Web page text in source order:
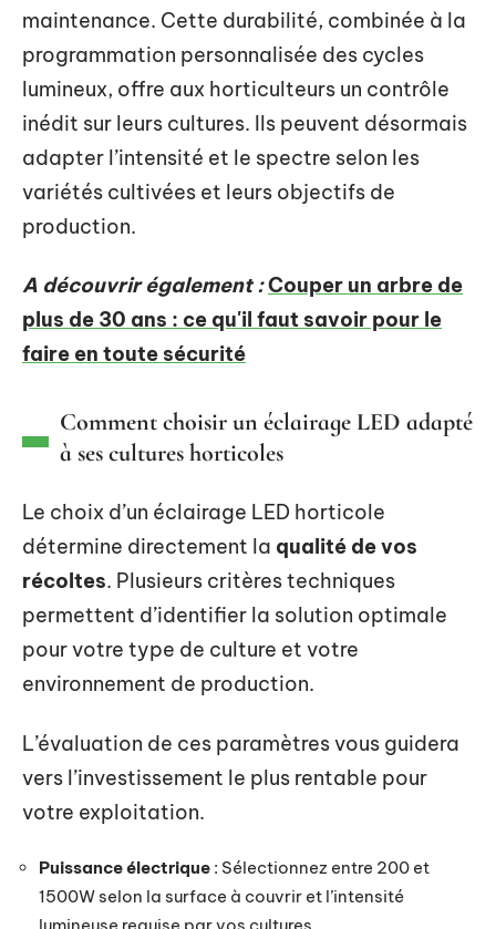
maintenance. Cette durabilité, combinée à la
programmation personnalisée des cycles
lumineux, offre aux horticulteurs un contrôle
inédit sur leurs cultures. Ils peuvent désormais
adapter l’intensité et le spectre selon les
variétés cultivées et leurs objectifs de
production.
A découvrir également :Couper un arbre de
plus de 30 ans : ce qu'il faut savoir pour le
faire en toute sécurité
Comment choisir un éclairage LED adapté
à ses cultures horticoles
Le choix d’un éclairage LED horticole
détermine directement la qualité de vos
récoltes. Plusieurs critères techniques
permettent d’identifier la solution optimale
pour votre type de culture et votre
environnement de production.
L’évaluation de ces paramètres vous guidera
vers l’investissement le plus rentable pour
votre exploitation.
Puissance électrique : Sélectionnez entre 200 et
1500W selon la surface à couvrir et l’intensité